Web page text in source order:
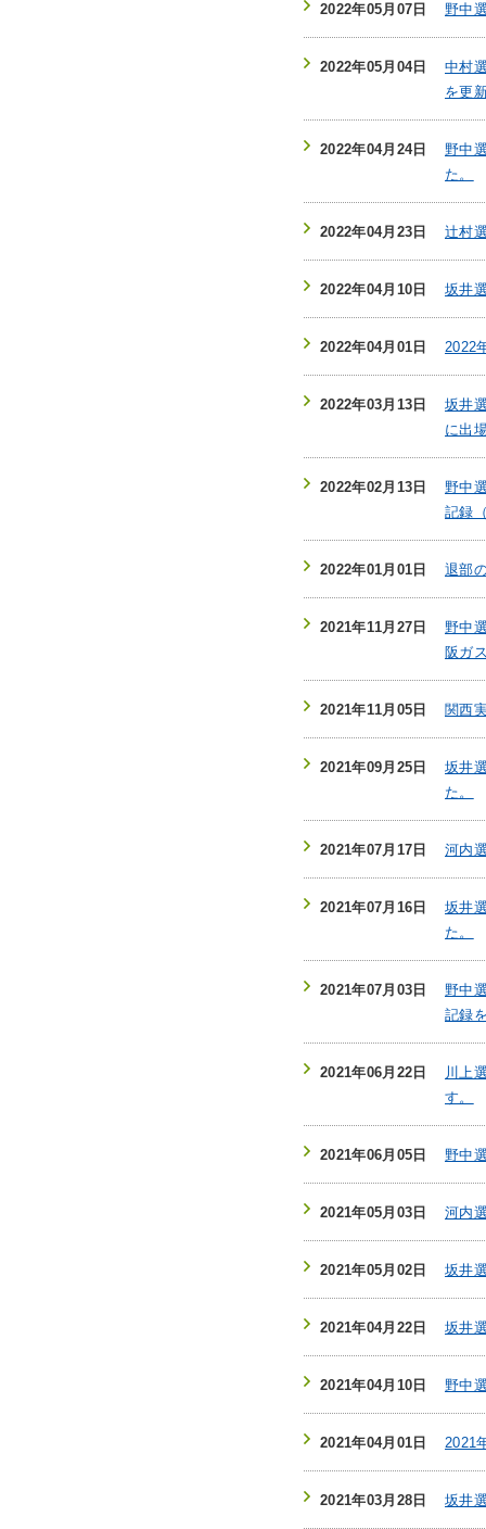
2022年05月07日 野中
2022年05月04日
中村
を更
2022年04月24日
野中
た。
2022年04月23日 辻村
2022年04月10日 坂井
2022年04月01日 2022
2022年03月13日
坂井
に出
2022年02月13日
野中
記録
2022年01月01日 退部
2021年11月27日
野中
阪ガ
2021年11月05日 関西
2021年09月25日
坂井
た。
2021年07月17日 河内
2021年07月16日
坂井
た。
2021年07月03日
野中
記録
2021年06月22日
川上
す。
2021年06月05日 野中
2021年05月03日 河内
2021年05月02日 坂井
2021年04月22日 坂井
2021年04月10日 野中
2021年04月01日 2021
2021年03月28日 坂井